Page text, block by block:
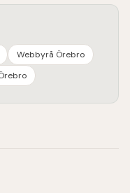
Webbyrå Örebro